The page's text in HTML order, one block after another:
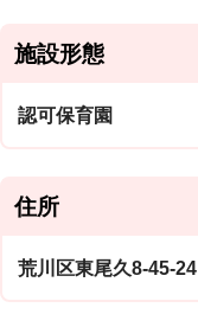
施設形態
認可保育園
住所
荒川区東尾久8-45-24